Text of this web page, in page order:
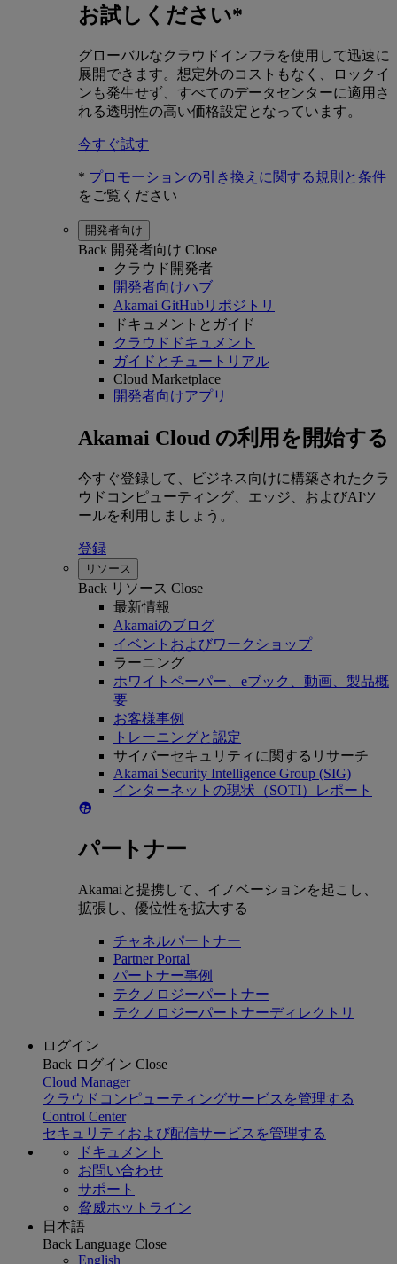
お試しください*
グローバルなクラウドインフラを使用して迅速に
展開できます。想定外のコストもなく、ロックイ
ンも発生せず、すべてのデータセンターに適用さ
れる透明性の高い価格設定となっています。
今すぐ試す
* プロモーションの引き換えに関する規則と条件
をご覧ください
開発者向け
Back 開発者向け Close
クラウド開発者
開発者向けハブ
Akamai GitHubリポジトリ
ドキュメントとガイド
クラウドドキュメント
ガイドとチュートリアル
Cloud Marketplace
開発者向けアプリ
Akamai Cloud の利用を開始する
今すぐ登録して、ビジネス向けに構築されたクラ
ウドコンピューティング、エッジ、およびAIツ
ールを利用しましょう。
登録
リソース
Back リソース Close
最新情報
Akamaiのブログ
イベントおよびワークショップ
ラーニング
ホワイトペーパー、eブック、動画、製品概
要
お客様事例
トレーニングと認定
サイバーセキュリティに関するリサーチ
Akamai Security Intelligence Group (SIG)
インターネットの現状（SOTI）レポート
パートナー
Akamaiと提携して、イノベーションを起こし、
拡張し、優位性を拡大する
チャネルパートナー
Partner Portal
パートナー事例
テクノロジーパートナー
テクノロジーパートナーディレクトリ
ログイン
Back ログイン Close
Cloud Manager
クラウドコンピューティングサービスを管理する
Control Center
セキュリティおよび配信サービスを管理する
ドキュメント
お問い合わせ
サポート
脅威ホットライン
日本語
Back Language Close
English